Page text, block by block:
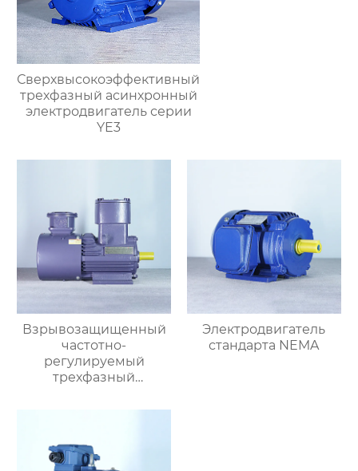
Сверхвысокоэффективный
трехфазный асинхронный
электродвигатель серии
YE3
Взрывозащищенный
частотно-
регулируемый
трехфазный
электродвигатель
Электродвигатель
стандарта NEMA